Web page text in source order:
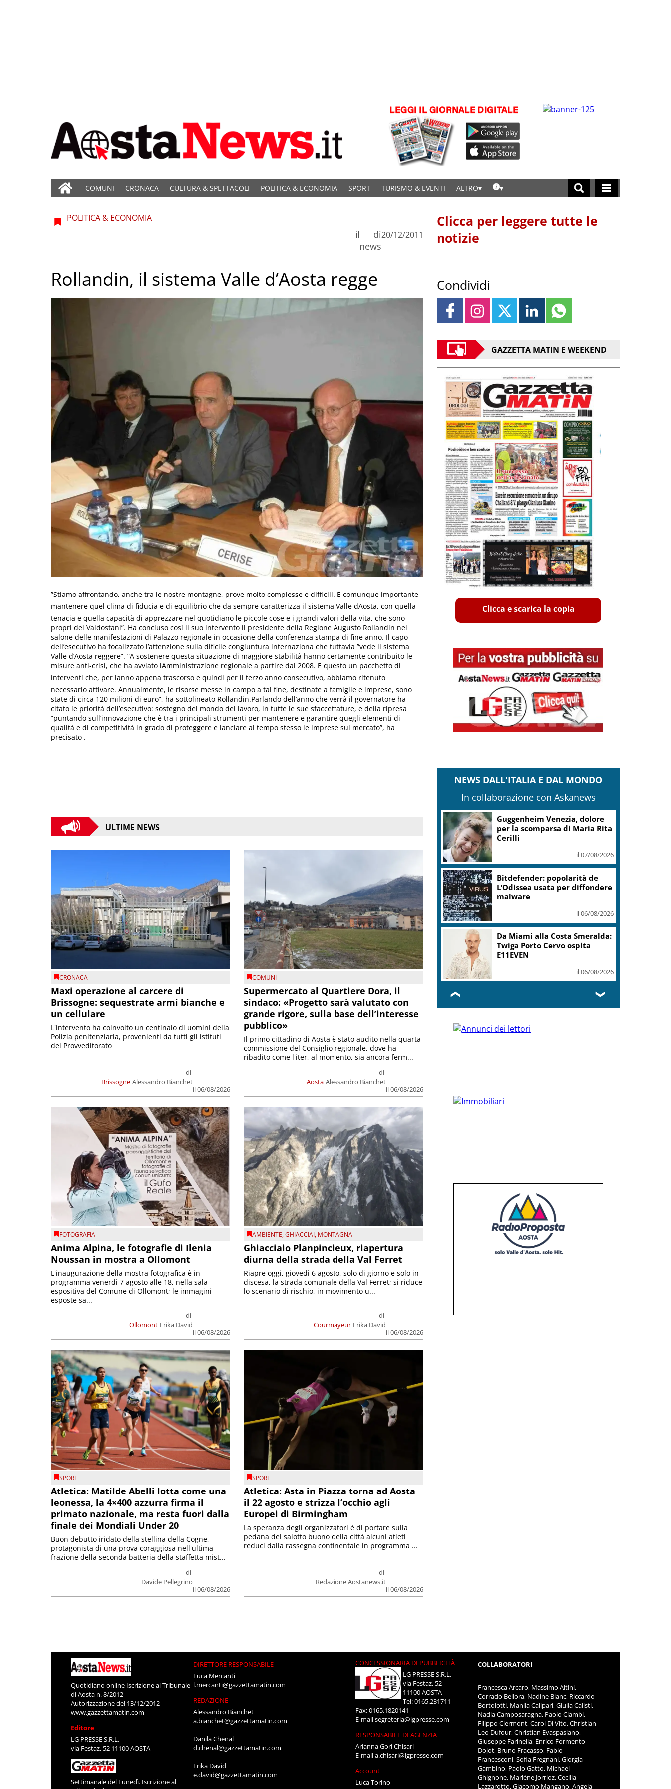
COMUNI CRONACA CULTURA & SPETTACOLI POLITICA & ECONOMIA SPORT TURISMO & EVENTI ALTRO
POLITICA & ECONOMIA
di
news
il 20/12/2011
Rollandin, il sistema Valle d’Aosta regge
”Stiamo affrontando, anche tra le nostre montagne, prove molto complesse e difficili. E comunque importante
mantenere quel clima di fiducia e di equilibrio che da sempre caratterizza il sistema Valle dAosta, con quella
tenacia e quella capacità di apprezzare nel quotidiano le piccole cose e i grandi valori della vita, che sono
propri dei Valdostani”. Ha concluso così il suo intervento il presidente della Regione Augusto Rollandin nel
salone delle manifestazioni di Palazzo regionale in occasione della conferenza stampa di fine anno. Il capo
dell’esecutivo ha focalizzato l’attenzione sulla dificile congiuntura internaziona che tuttavia ”vede il sistema
Valle d’Aosta reggere”. ”A sostenere questa situazione di maggiore stabilità hanno certamente contribuito le
misure anti-crisi, che ha avviato lAmministrazione regionale a partire dal 2008. E questo un pacchetto di
interventi che, per lanno appena trascorso e quindi per il terzo anno consecutivo, abbiamo ritenuto
necessario attivare. Annualmente, le risorse messe in campo a tal fine, destinate a famiglie e imprese, sono
state di circa 120 milioni di euro”, ha sottolineato Rollandin.Parlando dell’anno che verrà il governatore ha
citato le priorità dell’esecutivo: sostegno del mondo del lavoro, in tutte le sue sfaccettature, e della ripresa
”puntando sull’innovazione che è tra i principali strumenti per mantenere e garantire quegli elementi di
qualità e di competitività in grado di proteggere e lanciare al tempo stesso le imprese sul mercato”, ha
precisato .
ULTIME NEWS
CRONACA
Maxi operazione al carcere di
Brissogne: sequestrate armi bianche e
un cellulare
Brissogne
di
Alessandro Bianchet
il 06/08/2026
L'intervento ha coinvolto un centinaio di uomini della
Polizia penitenziaria, provenienti da tutti gli istituti
del Provveditorato
COMUNI
Supermercato al Quartiere Dora, il
sindaco: «Progetto sarà valutato con
grande rigore, sulla base dell’interesse
pubblico»
Aosta
di
Alessandro Bianchet
il 06/08/2026
Il primo cittadino di Aosta è stato audito nella quarta
commissione del Consiglio regionale, dove ha
ribadito come l'iter, al momento, sia ancora ferm...
FOTOGRAFIA
Anima Alpina, le fotografie di Ilenia
Noussan in mostra a Ollomont
Ollomont
di
Erika David
il 06/08/2026
L'inaugurazione della mostra fotografica è in
programma venerdì 7 agosto alle 18, nella sala
espositiva del Comune di Ollomont; le immagini
esposte sa...
AMBIENTE,GHIACCIAI, MONTAGNA
Ghiacciaio Planpincieux, riapertura
diurna della strada della Val Ferret
Courmayeur
di
Erika David
il 06/08/2026
Riapre oggi, giovedì 6 agosto, solo di giorno e solo in
discesa, la strada comunale della Val Ferret; si riduce
lo scenario di rischio, in movimento u...
SPORT
Atletica: Matilde Abelli lotta come una
leonessa, la 4×400 azzurra firma il
primato nazionale, ma resta fuori dalla
finale dei Mondiali Under 20
di
Davide Pellegrino
il 06/08/2026
Buon debutto iridato della stellina della Cogne,
protagonista di una prova coraggiosa nell'ultima
frazione della seconda batteria della staffetta mist...
SPORT
Atletica: Asta in Piazza torna ad Aosta
il 22 agosto e strizza l’occhio agli
Europei di Birmingham
di
Redazione Aostanews.it
il 06/08/2026
La speranza degli organizzatori è di portare sulla
pedana del salotto buono della città alcuni atleti
reduci dalla rassegna continentale in programma ...
Clicca per leggere tutte le
notizie
Condividi
GAZZETTA MATIN E WEEKEND
Clicca e scarica la copia
NEWS DALL'ITALIA E DAL MONDO
In collaborazione con Askanews
Guggenheim Venezia, dolore
per la scomparsa di Maria Rita
Cerilli
il 07/08/2026
Bitdefender: popolarità de
L’Odissea usata per diffondere
malware
il 06/08/2026
Da Miami alla Costa Smeralda:
Twiga Porto Cervo ospita
E11EVEN
il 06/08/2026
❮ ❯
Quotidiano online Iscrizione al Tribunale
di Aosta n. 8/2012
Autorizzazione del 13/12/2012
www.gazzettamatin.com
Editore
LG PRESSE S.R.L.
via Festaz, 52 11100 AOSTA
Settimanale del Lunedì. Iscrizione al
DIRETTORE RESPONSABILE
Luca Mercanti
l.mercanti@gazzettamatin.com
REDAZIONE
Alessandro Bianchet
a.bianchet@gazzettamatin.com
Danila Chenal
d.chenal@gazzettamatin.com
Erika David
e.david@gazzettamatin.com
CONCESSIONARIA DI PUBBLICITÀ
LG PRESSE S.R.L.
via Festaz, 52
11100 AOSTA
Tel: 0165.231711
Fax: 0165.1820141
E-mailsegreteria@lgpresse.com
RESPONSABILE DI AGENZIA
Arianna Gori Chisari
E-maila.chisari@lgpresse.com
Account
Luca Torino
COLLABORATORI
Francesca Arcaro, Massimo Altini,
Corrado Bellora, Nadine Blanc, Riccardo
Bortolotti, Manila Calipari, Giulia Calisti,
Nadia Camposaragna, Paolo Ciambi,
Filippo Clermont, Carol Di Vito, Christian
Leo Dufour, Christian Evaspasiano,
Giuseppe Farinella, Enrico Formento
Dojot, Bruno Fracasso, Fabio
Francesconi, Sofia Fregnani, Giorgia
Gambino, Paolo Gatto, Michael
Ghignone, Marlène Jorrioz, Cecilia
Lazzarotto, Giacomo Mangano, Angela